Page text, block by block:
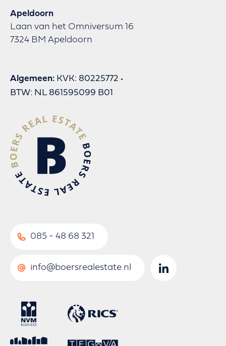
Apeldoorn
Laan van het Omniversum 16
7324 BM Apeldoorn
Algemeen: KVK: 80225772
BTW: NL 861595099 B01
085 - 48 68 321
info@boersrealestate.nl